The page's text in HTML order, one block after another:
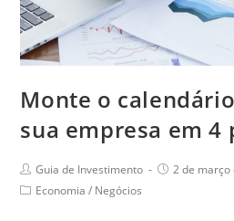
Monte o
sua empresa em 4
Guia de Investimento
2 de março
Economia / Negócios